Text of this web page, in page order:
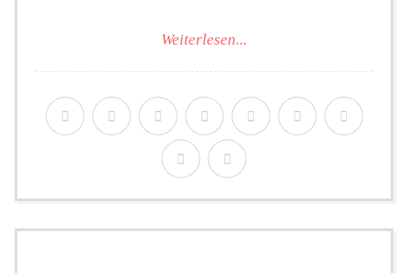
Weiterlesen...